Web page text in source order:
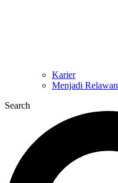
Karier
Menjadi Relawan
Search